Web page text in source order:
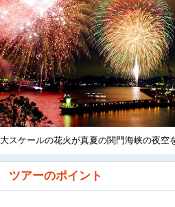
大スケールの花火が真夏の関門海峡の夜空
ツアーのポイント